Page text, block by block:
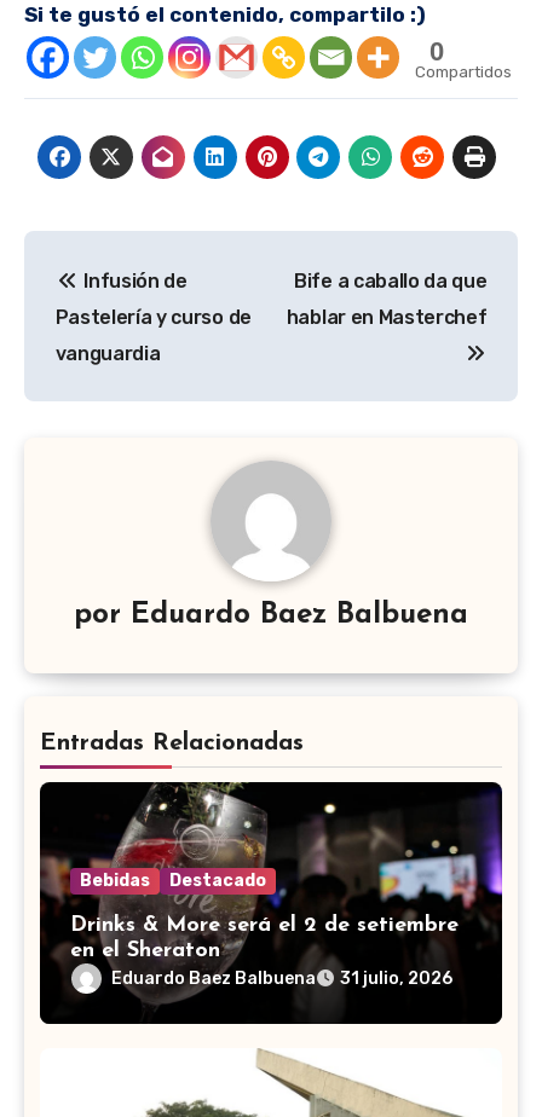
Si te gustó el contenido, compartilo :)
0
Compartidos
de
entradas
Infusión de
Pastelería y curso de
vanguardia
Bife a caballo da que
hablar en Masterchef
por Eduardo Baez Balbuena
Entradas Relacionadas
Bebidas Destacado
Drinks & More será el 2 de setiembre
en el Sheraton
Eduardo Baez Balbuena 31 julio, 2026